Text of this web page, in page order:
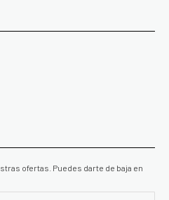
ofertas. Puedes darte de baja en